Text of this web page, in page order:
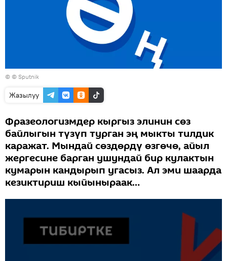
© © Sputnik
Жазылуу
Фразеологизмдер кыргыз элинин сөз
байлыгын түзүп турган эң мыкты тилдик
каражат. Мындай сөздөрдү өзгөчө, айыл
жергесине барган ушундай бир кулактын
кумарын кандырып угасыз. Ал эми шаарда
кезиктириш кыйыныраак…